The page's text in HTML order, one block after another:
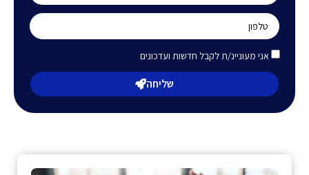
אני מעוניינ/ת לקבל חדשות ועדכונים
שליחה